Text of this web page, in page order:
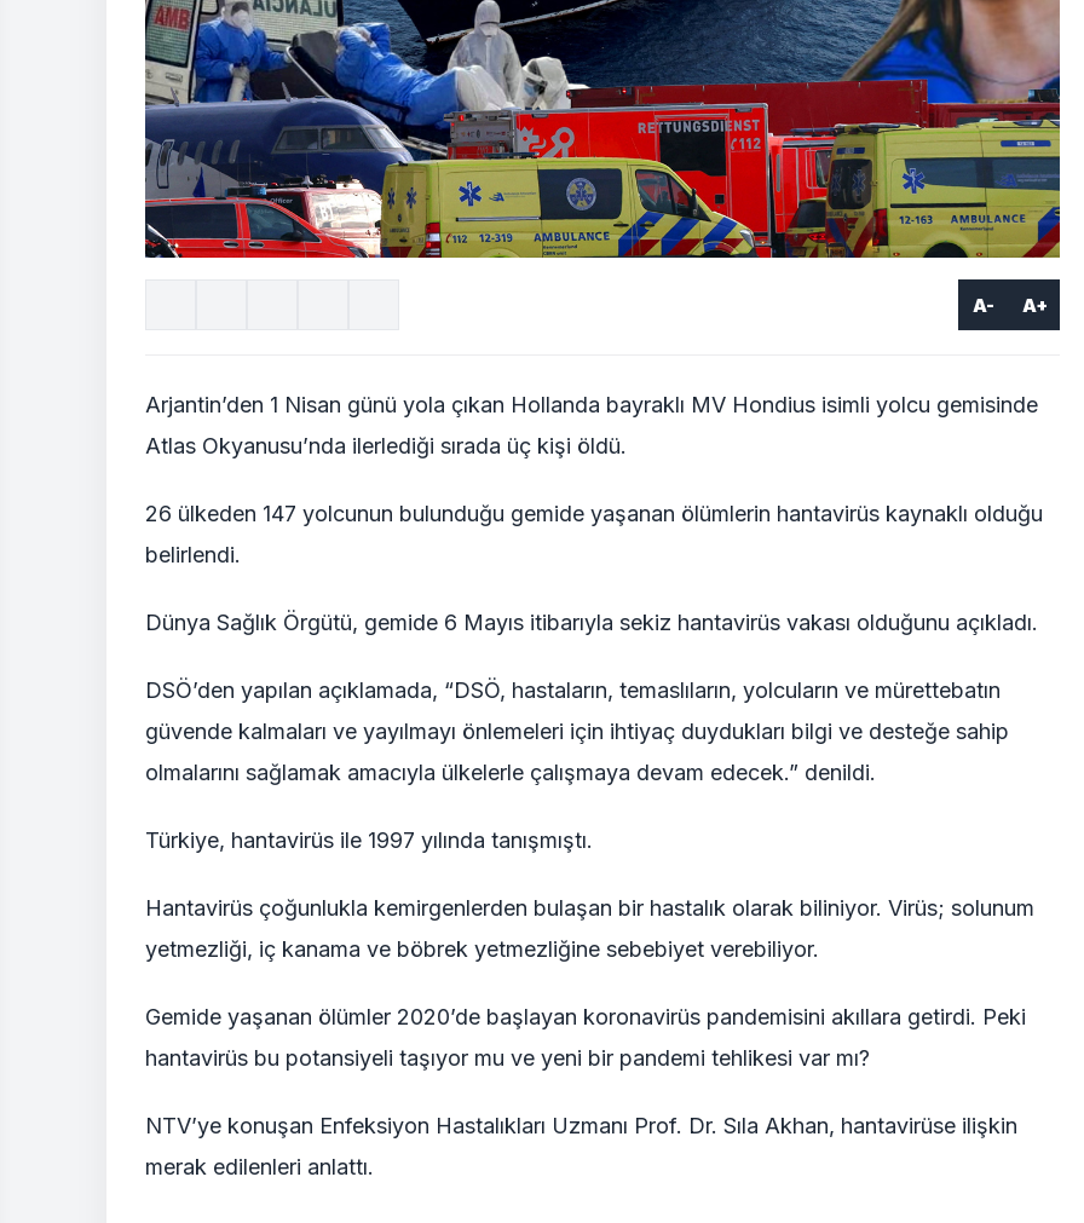
A- A+
Arjantin’den 1 Nisan günü yola çıkan Hollanda bayraklı MV Hondius isimli yolcu gemisinde
Atlas Okyanusu’nda ilerlediği sırada üç kişi öldü.
26 ülkeden 147 yolcunun bulunduğu gemide yaşanan ölümlerin hantavirüs kaynaklı olduğu
belirlendi.
Dünya Sağlık Örgütü, gemide 6 Mayıs itibarıyla sekiz hantavirüs vakası olduğunu açıkladı.
DSÖ’den yapılan açıklamada, “DSÖ, hastaların, temaslıların, yolcuların ve mürettebatın
güvende kalmaları ve yayılmayı önlemeleri için ihtiyaç duydukları bilgi ve desteğe sahip
olmalarını sağlamak amacıyla ülkelerle çalışmaya devam edecek.” denildi.
Türkiye, hantavirüs ile 1997 yılında tanışmıştı.
Hantavirüs çoğunlukla kemirgenlerden bulaşan bir hastalık olarak biliniyor. Virüs; solunum
yetmezliği, iç kanama ve böbrek yetmezliğine sebebiyet verebiliyor.
Gemide yaşanan ölümler 2020’de başlayan koronavirüs pandemisini akıllara getirdi. Peki
hantavirüs bu potansiyeli taşıyor mu ve yeni bir pandemi tehlikesi var mı?
NTV’ye konuşan Enfeksiyon Hastalıkları Uzmanı Prof. Dr. Sıla Akhan, hantavirüse ilişkin
merak edilenleri anlattı.